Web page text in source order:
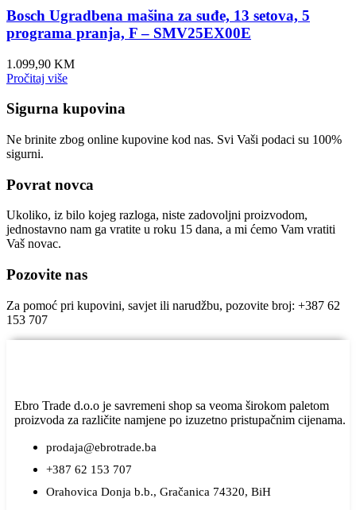
Bosch Ugradbena mašina za suđe, 13 setova, 5
programa pranja, F – SMV25EX00E
1.099,90 KM
Pročitaj više
Sigurna kupovina
Ne brinite zbog online kupovine kod nas. Svi Vaši podaci su 100%
sigurni.
Povrat novca
Ukoliko, iz bilo kojeg razloga, niste zadovoljni proizvodom,
jednostavno nam ga vratite u roku 15 dana, a mi ćemo Vam vratiti
Vaš novac.
Pozovite nas
Za pomoć pri kupovini, savjet ili narudžbu, pozovite broj: +387 62
153 707
Ebro Trade d.o.o je savremeni shop sa veoma širokom paletom
proizvoda za različite namjene po izuzetno pristupačnim cijenama.
prodaja@ebrotrade.ba
+387 62 153 707
Orahovica Donja b.b., Gračanica 74320, BiH